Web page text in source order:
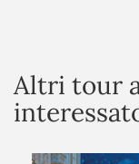
Altri tour